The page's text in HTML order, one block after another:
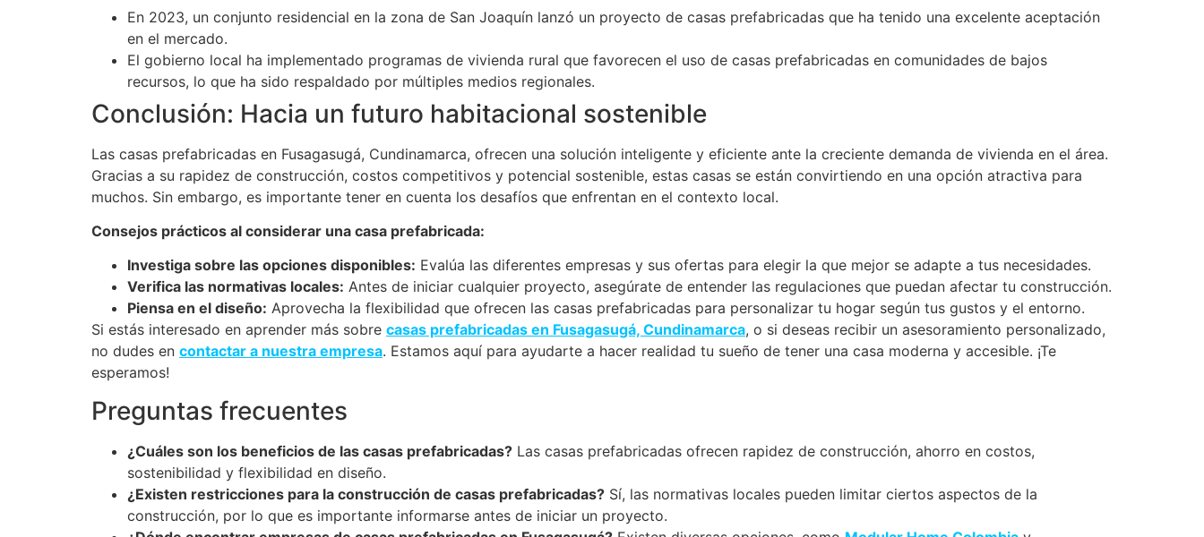
En 2023, un conjunto residencial en la zona de San Joaquín lanzó un proyecto de casas prefabricadas que ha tenido una excelente aceptación
en el mercado.
El gobierno local ha implementado programas de vivienda rural que favorecen el uso de casas prefabricadas en comunidades de bajos
recursos, lo que ha sido respaldado por múltiples medios regionales.
Conclusión: Hacia un futuro habitacional sostenible
Las casas prefabricadas en Fusagasugá, Cundinamarca, ofrecen una solución inteligente y eficiente ante la creciente demanda de vivienda en el área.
Gracias a su rapidez de construcción, costos competitivos y potencial sostenible, estas casas se están convirtiendo en una opción atractiva para
muchos. Sin embargo, es importante tener en cuenta los desafíos que enfrentan en el contexto local.
Consejos prácticos al considerar una casa prefabricada:
Investiga sobre las opciones disponibles: Evalúa las diferentes empresas y sus ofertas para elegir la que mejor se adapte a tus necesidades.
Verifica las normativas locales: Antes de iniciar cualquier proyecto, asegúrate de entender las regulaciones que puedan afectar tu construcción.
Piensa en el diseño: Aprovecha la flexibilidad que ofrecen las casas prefabricadas para personalizar tu hogar según tus gustos y el entorno.
Si estás interesado en aprender más sobre casas prefabricadas en Fusagasugá, Cundinamarca, o si deseas recibir un asesoramiento personalizado,
no dudes en contactar a nuestra empresa. Estamos aquí para ayudarte a hacer realidad tu sueño de tener una casa moderna y accesible. ¡Te
esperamos!
Preguntas frecuentes
¿Cuáles son los beneficios de las casas prefabricadas? Las casas prefabricadas ofrecen rapidez de construcción, ahorro en costos,
sostenibilidad y flexibilidad en diseño.
¿Existen restricciones para la construcción de casas prefabricadas? Sí, las normativas locales pueden limitar ciertos aspectos de la
construcción, por lo que es importante informarse antes de iniciar un proyecto.